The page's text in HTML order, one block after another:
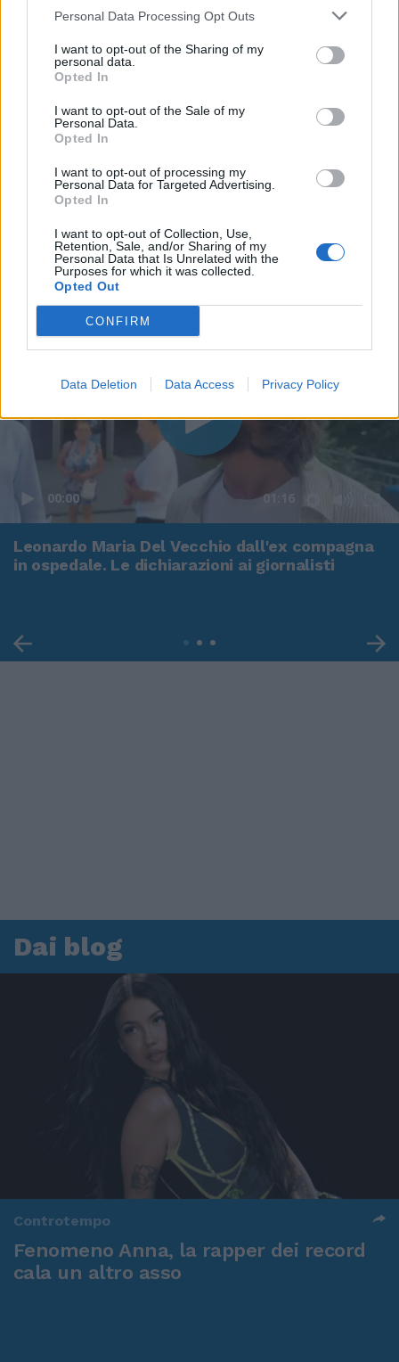
Personal Data Processing Opt Outs
I want to opt-out of the Sharing of my
personal data.
Opted In
I want to opt-out of the Sale of my
Personal Data.
Opted In
I want to opt-out of processing my
Personal Data for Targeted Advertising.
Opted In
I want to opt-out of Collection, Use,
Retention, Sale, and/or Sharing of my
Personal Data that Is Unrelated with the
Purposes for which it was collected.
Opted Out
CONFIRM
Data Deletion Data Access Privacy Policy
00:00 01:16
Leonardo Maria Del Vecchio dall'ex compagna
in ospedale. Le dichiarazioni ai giornalisti
Dai blog
Controtempo
Fenomeno Anna, la rapper dei record
cala un altro asso